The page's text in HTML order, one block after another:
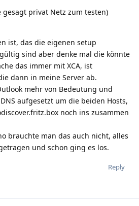
gesagt privat Netz zum testen)
ist, das die eigenen setup
sind aber denke mal die könnte
das immer mit XCA, ist
dann in meine Server ab.
mehr von Bedeutung und
aufgesetzt um die beiden Hosts,
noch ins zusammen
brauchte man das auch nicht, alles
und schon ging es los.
Reply